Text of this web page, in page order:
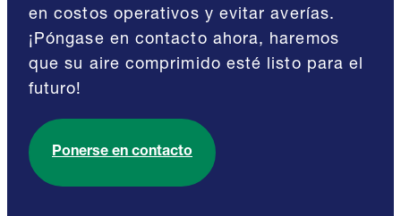
en costos operativos y evitar averías.
¡Póngase en contacto ahora, haremos
que su aire comprimido esté listo para el
futuro!
Ponerse en contacto